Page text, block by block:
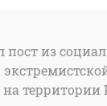
пост из
на территории